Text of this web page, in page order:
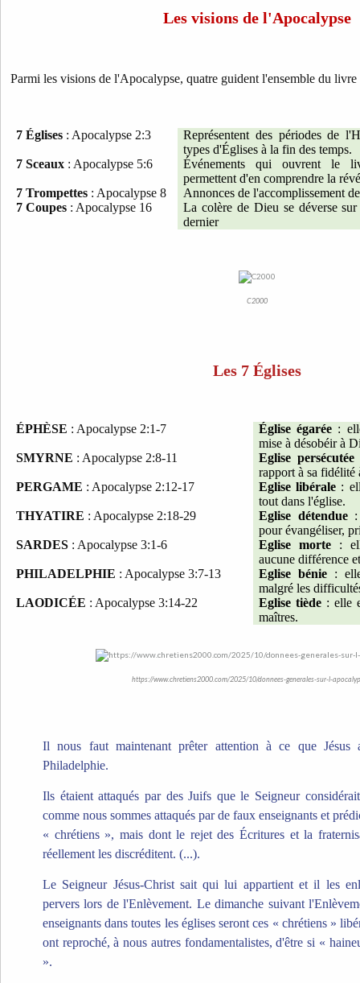
Les visions de l'Apocalypse
Parmi les visions de l'Apocalypse, quatre guident l'ensemble du livre
7 Églises : Apocalypse 2:3
Représentent des périodes de
types d'Églises à la fin des temps.
7 Sceaux : Apocalypse 5:6
Événements qui ouvrent le
permettent d'en comprendre la
7 Trompettes : Apocalypse 8
Annonces de l'accomplissement
7 Coupes : Apocalypse 16
La colère de Dieu se déverse
dernier
C2000
Les 7 Églises
ÉPHÈSE : Apocalypse 2:1-7 Église égarée :
mise à désobéir à
SMYRNE : Apocalypse 2:8-11 Eglise persécutée
rapport à sa fidélité
PERGAME : Apocalypse 2:12-17 Eglise libérale :
tout dans l'église.
THYATIRE : Apocalypse 2:18-29 Eglise détendue:
pour évangéliser,
SARDES : Apocalypse 3:1-6 Eglise morte :
aucune différence
PHILADELPHIE : Apocalypse 3:7-13 Eglise bénie :
malgré les
LAODICÉE : Apocalypse 3:14-22 Eglise tiède : elle
maîtres.
https://www.chretiens2000.com/2025/10/donnees-generales-sur-l-
Il nous faut maintenant prêter attention à ce que
Philadelphie.
Ils étaient attaqués par des Juifs que le Seigneur
comme nous sommes attaqués par de faux enseignants et
« chrétiens », mais dont le rejet des Écritures et la
réellement les discréditent. (...).
Le Seigneur Jésus-Christ sait qui lui appartient et il les
pervers lors de l'Enlèvement. Le dimanche suivant
enseignants dans toutes les églises seront ces « chrétiens »
ont reproché, à nous autres fondamentalistes, d'être si «
».